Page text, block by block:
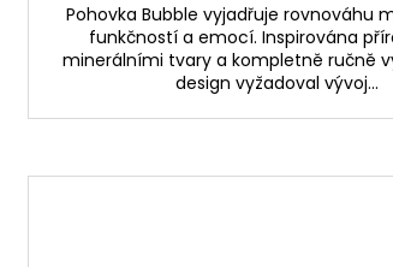
Pohovka Bubble vyjadřuje rovnováhu
funkčností a emocí. Inspirována
minerálními tvary a kompletně ručně
design vyžadoval vývoj...